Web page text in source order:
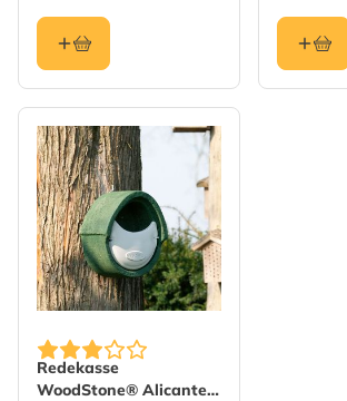
Redekasse
WoodStone® Alicante